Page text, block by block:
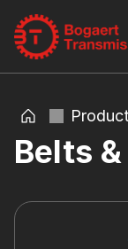
Belts